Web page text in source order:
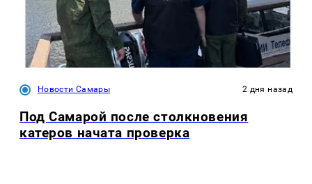
Новости Самары 2 дня назад
Под Самарой после столкновения
катеров начата проверка